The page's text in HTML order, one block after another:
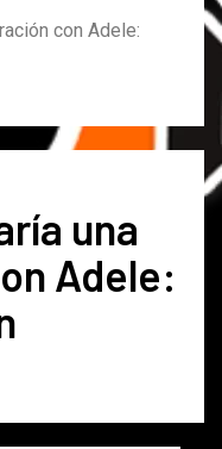
con Adele:
una
Adele: